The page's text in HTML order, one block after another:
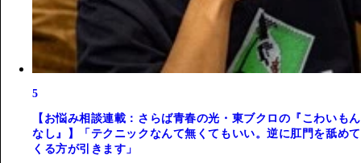
5
【お悩み相談連載：さらば青春の光・東ブクロの『こわいもん
なし』】「テクニックなんて無くてもいい。逆に肛門を舐めて
くる方が引きます」